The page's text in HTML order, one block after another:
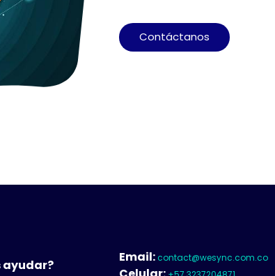
Contáctanos
ayudar?
Email:contact@wesync.com.co